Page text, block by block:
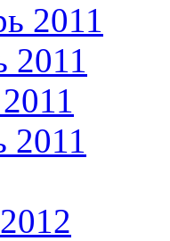
2011
2011
2011